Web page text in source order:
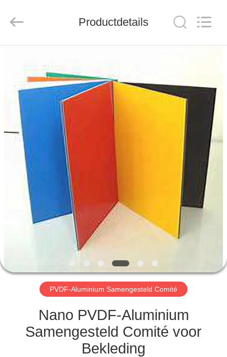
PRODUCTEN
OVER
ONS
FABRIEKSTOUR
KWALITEITSCONTROLE
NEEM
MET
ONS
NIEUWS
Co.,
Reserved.
Productdetails
PVDF-Aluminium Samengesteld Comité
Nano PVDF-Aluminium
Samengesteld Comité voor
Bekleding